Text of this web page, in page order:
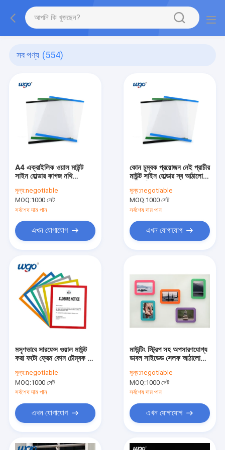
সব পণ্য (554)
A4 এক্রাইলিক ওয়াল মাউন্ট
সাইন হোল্ডার কাগজ নথি
জন্য
মূল্য:negotiable
MOQ:1000 সেট
সর্বশেষ দাম পান
এখন যোগাযোগ
কোন চুম্বক প্রয়োজন নেই প্রাচীর
মাউন্ট সাইন হোল্ডার স্ব আঠালো
মূল্য:negotiable
MOQ:1000 সেট
সর্বশেষ দাম পান
এখন যোগাযোগ
মসৃণভাবে সারফেস ওয়াল মাউন্ট
করা ফটো ফ্রেম কোন চৌম্বক /
মূল্য:negotiable
MOQ:1000 সেট
সর্বশেষ দাম পান
এখন যোগাযোগ
মাউন্টিং স্ট্রিপ সহ অপসারণযোগ্য
ডাবল সাইডেড সেলফ আঠালো
মূল্য:negotiable
MOQ:1000 সেট
সর্বশেষ দাম পান
এখন যোগাযোগ